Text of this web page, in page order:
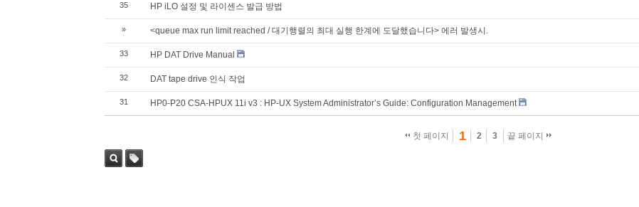
35 HP iLO 설정 및 라이센스 발급 방법
» <queue max run limit reached / 대기행렬의 최대 실행 한계에 도달했습니다> 에러 발생시.
33 HP DAT Drive Manual
32 DAT tape drive 인식 작업
31 HP0-P20 CSA-HPUX 11i v3 : HP-UX System Administrator’s Guide: Configuration Management
첫 페이지 1 2 3 끝 페이지